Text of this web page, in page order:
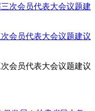
会员代表大会议题建议
会员代表大会议题建议